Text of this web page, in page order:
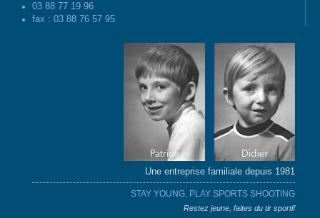
03 88 77 19 96
fax : 03 88 76 57 95
Une entreprise familiale depuis 1981
STAY YOUNG, PLAY SPORTS SHOOTING
Restez jeune, faites du tir sportif